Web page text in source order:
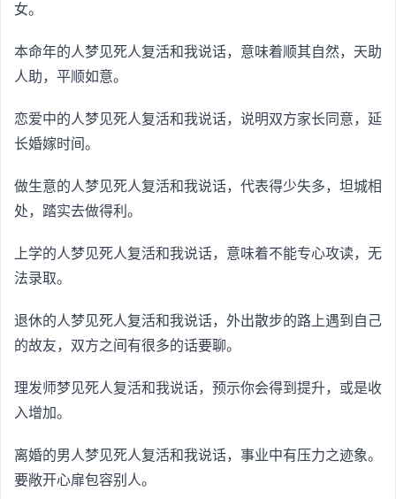
女。
本命年的人梦见死人复活和我说话，意味着顺其自然，天助
人助，平顺如意。
恋爱中的人梦见死人复活和我说话，说明双方家长同意，延
长婚嫁时间。
做生意的人梦见死人复活和我说话，代表得少失多，坦城相
处，踏实去做得利。
上学的人梦见死人复活和我说话，意味着不能专心攻读，无
法录取。
退休的人梦见死人复活和我说话，外出散步的路上遇到自己
的故友，双方之间有很多的话要聊。
理发师梦见死人复活和我说话，预示你会得到提升，或是收
入增加。
离婚的男人梦见死人复活和我说话，事业中有压力之迹象。
要敞开心扉包容别人。